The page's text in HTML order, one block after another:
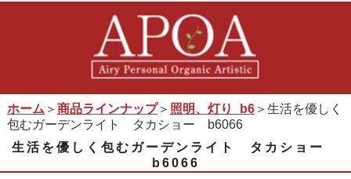
ホーム ＞ 商品ラインナップ＞ 照明、灯り_b6＞生活を優しく
包むガーデンライト タカショー b6066
生活を優しく包むガーデンライト タカショー
b6066